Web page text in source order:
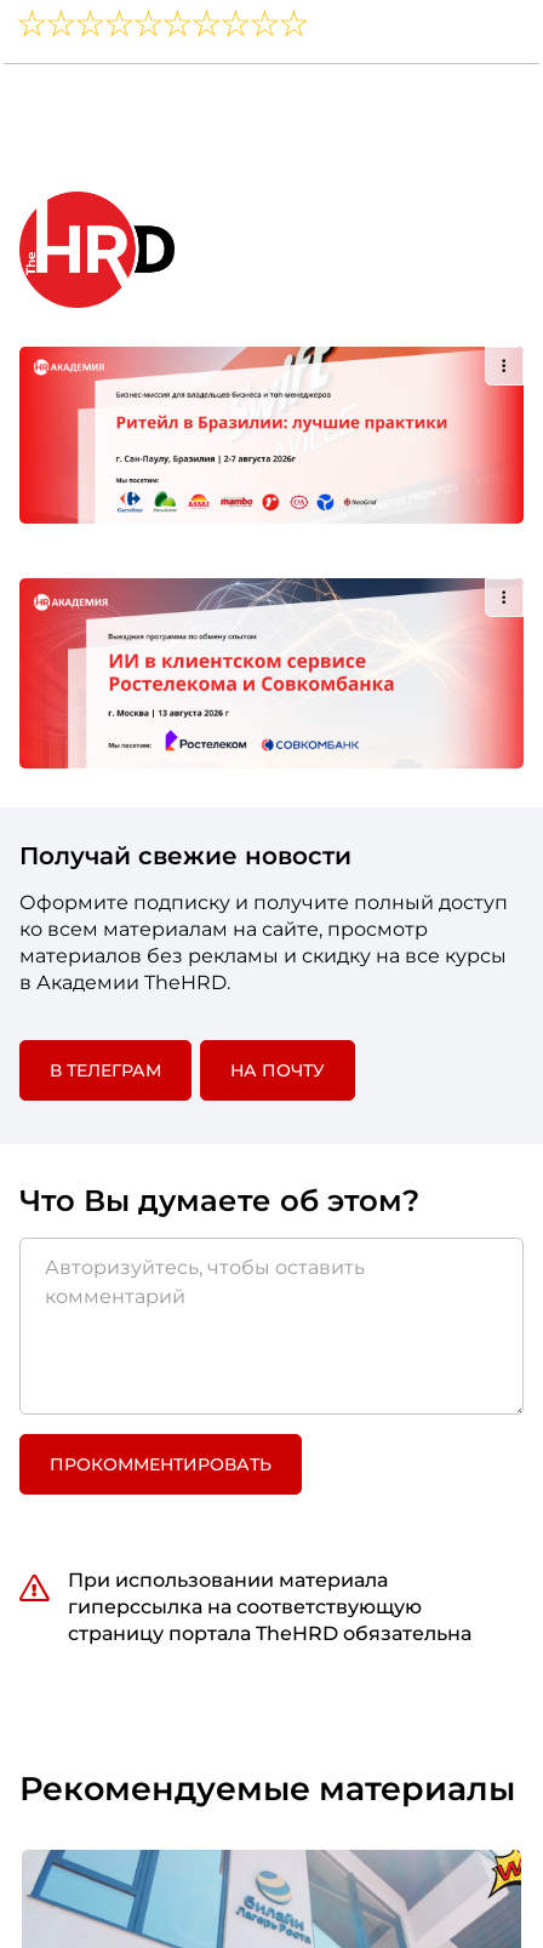
Получай свежие новости
Оформите подписку и получите полный доступ
ко всем материалам на сайте, просмотр
материалов без рекламы и скидку на все курсы
в Академии TheHRD.
В ТЕЛЕГРАМ НА ПОЧТУ
Что Вы думаете об этом?
ПРОКОММЕНТИРОВАТЬ
При использовании материала
гиперссылка на соответствующую
страницу портала TheHRD обязательна
Рекомендуемые материалы